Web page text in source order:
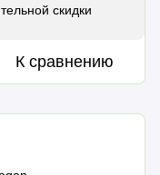
скидки
К сравнению